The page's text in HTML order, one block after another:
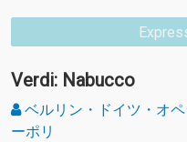
Verdi: Nabucco
ベルリン・ドイツ・オ
ーポリ